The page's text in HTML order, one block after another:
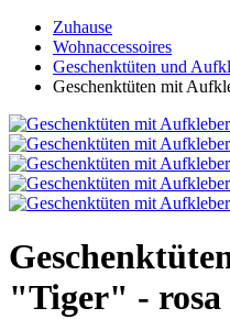
Zuhause
Wohnaccessoires
Geschenktüten und
Geschenktüten mit
"Tiger" - rosa